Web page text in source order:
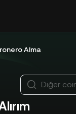
Alma
Diğer